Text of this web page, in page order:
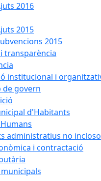
2016
2015
2015
transparència
institucional i
de govern
d'Habitants
administratius no
i contractació